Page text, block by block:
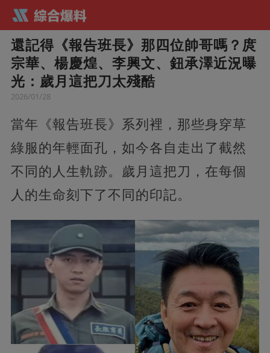
還記得《報告班長》那四位帥哥嗎？庹
宗華、楊慶煌、李興文、鈕承澤近況曝
光：歲月這把刀太殘酷
2026/01/28
當年《報告班長》系列裡，那些身穿草
綠服的年輕面孔，如今各自走出了截然
不同的人生軌跡。歲月這把刀，在每個
人的生命刻下了不同的印記。